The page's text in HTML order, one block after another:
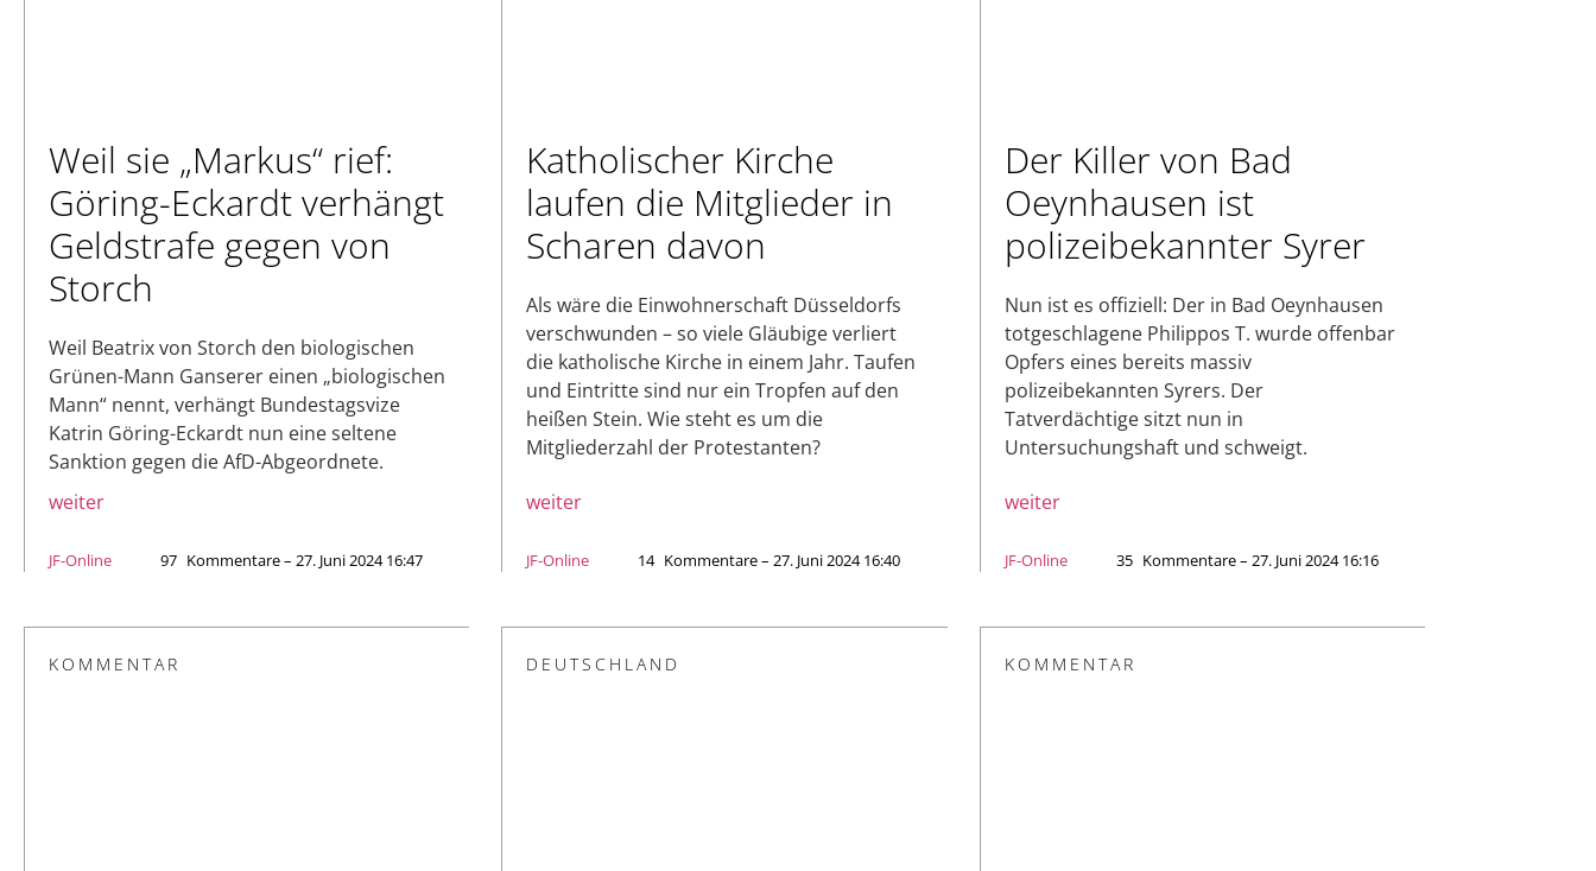
Weil sie „Markus“ rief:
Göring-Eckardt verhängt
Geldstrafe gegen von
Storch
Weil Beatrix von Storch den biologischen
Grünen-Mann Ganserer einen „biologischen
Mann“ nennt, verhängt Bundestagsvize
Katrin Göring-Eckardt nun eine seltene
Sanktion gegen die AfD-Abgeordnete.
weiter
JF-Online 97 Kommentare – 27. Juni 2024 16:47
Katholischer Kirche
laufen die Mitglieder in
Scharen davon
Als wäre die Einwohnerschaft Düsseldorfs
verschwunden – so viele Gläubige verliert
die katholische Kirche in einem Jahr. Taufen
und Eintritte sind nur ein Tropfen auf den
heißen Stein. Wie steht es um die
Mitgliederzahl der Protestanten?
weiter
JF-Online 14 Kommentare – 27. Juni 2024 16:40
Der Killer von Bad
Oeynhausen ist
polizeibekannter Syrer
Nun ist es offiziell: Der in Bad Oeynhausen
totgeschlagene Philippos T. wurde offenbar
Opfers eines bereits massiv
polizeibekannten Syrers. Der
Tatverdächtige sitzt nun in
Untersuchungshaft und schweigt.
weiter
JF-Online 35 Kommentare – 27. Juni 2024 16:16
KOMMENTAR DEUTSCHLAND KOMMENTAR